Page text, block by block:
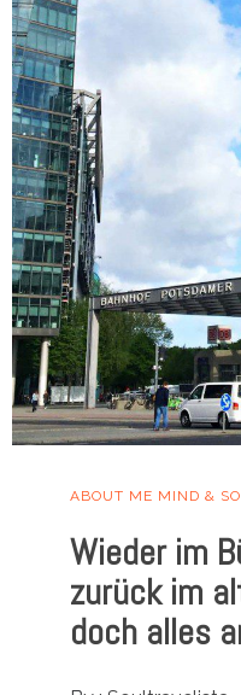
ABOUT ME MIND &
Wieder im
zurück im
doch alles